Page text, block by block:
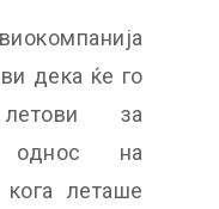
дека ќе го
за
однос на
кога леташе